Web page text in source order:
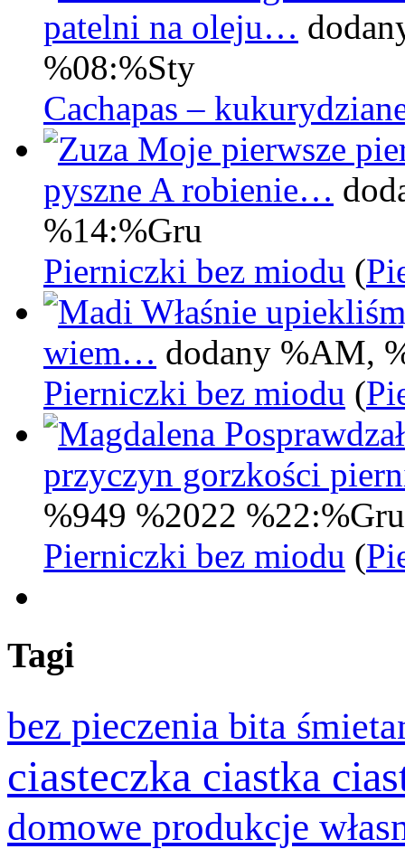
patelni na oleju…
%08:%Sty
Cachapas –
Moje pierwsze
pyszne A robienie…
%14:%Gru
Pierniczki bez miodu (
Właśnie
wiem… dodany %AM,
Pierniczki bez miodu (
przyczyn gorzkości
%949 %2022 %22:%Gru
Pierniczki bez miodu (
Tagi
bez pieczenia bita
ciasteczka ciastka
domowe produkcje